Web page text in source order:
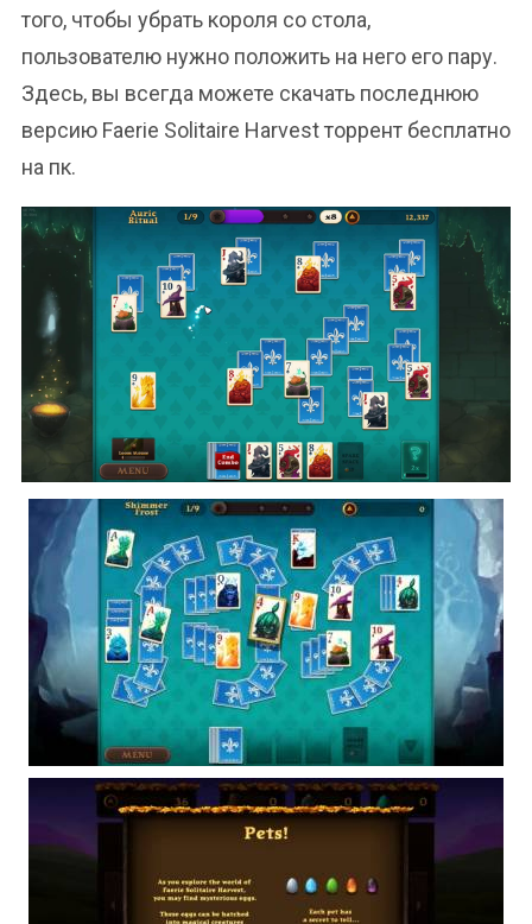
того, чтобы убрать короля со стола,
пользователю нужно положить на него его пару.
Здесь, вы всегда можете скачать последнюю
версию Faerie Solitaire Harvest торрент бесплатно
на пк.